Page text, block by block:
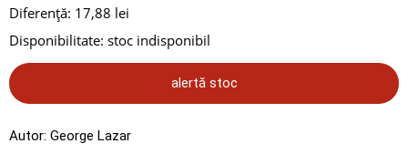
Diferență: 17,88 lei
Disponibilitate: stoc indisponibil
alertă stoc
Autor: George Lazar